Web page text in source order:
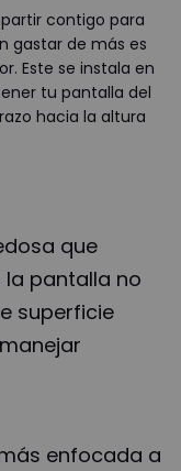
contigo para
gastar de más es
Este se instala en
tu pantalla del
hacia la altura
que
la pantalla no
superficie
enfocada a